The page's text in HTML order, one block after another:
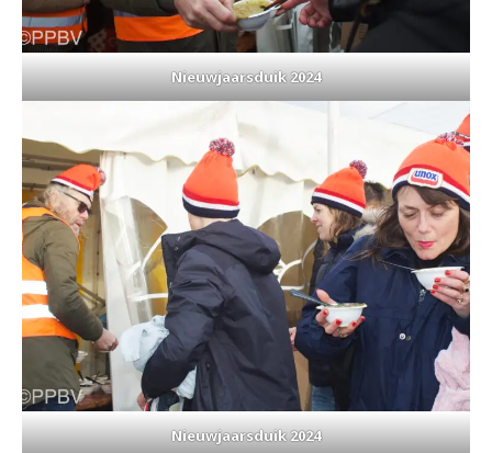
Nieuwjaarsduik 2024
Nieuwjaarsduik 2024